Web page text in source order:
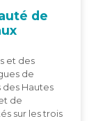
de
et des
de
Hautes
de
sur les trois